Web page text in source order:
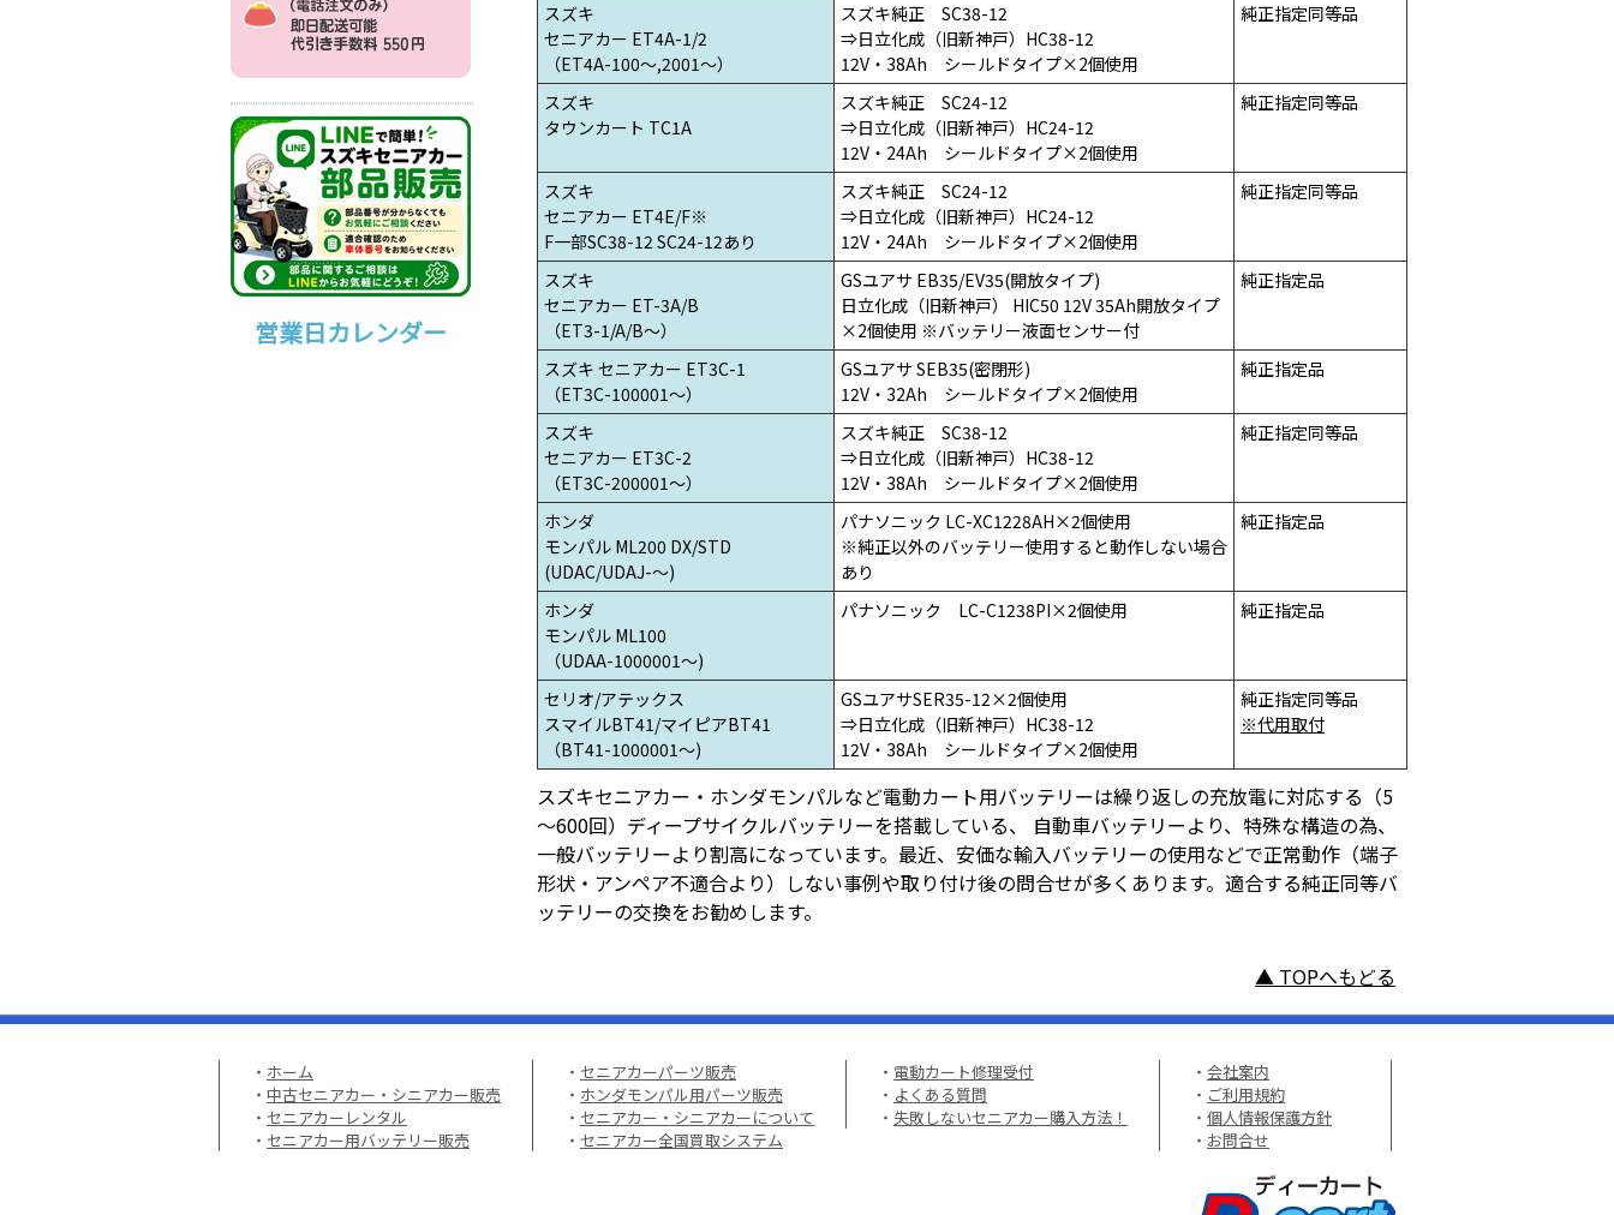
スズキ
セニアカー ET4A-1/2
（ET4A-100～,2001～）
スズキ純正 SC38-12
⇒日立化成（旧新神戸）HC38-12
12V・38Ah シールドタイプ×2個使用
純正指定同等品
スズキ
タウンカート TC1A
スズキ純正 SC24-12
⇒日立化成（旧新神戸）HC24-12
12V・24Ah シールドタイプ×2個使用
純正指定同等品
スズキ
セニアカー ET4E/F※
F一部SC38-12 SC24-12あり
スズキ純正 SC24-12
⇒日立化成（旧新神戸）HC24-12
12V・24Ah シールドタイプ×2個使用
純正指定同等品
スズキ
セニアカー ET-3A/B
（ET3-1/A/B～）
GSユアサ EB35/EV35(開放タイプ)
日立化成（旧新神戸） HIC50 12V 35Ah開放タイプ
×2個使用 ※バッテリー液面センサー付
純正指定品
スズキ セニアカー ET3C-1
（ET3C-100001～）
GSユアサ SEB35(密閉形)
12V・32Ah シールドタイプ×2個使用
純正指定品
スズキ
セニアカー ET3C-2
（ET3C-200001～）
スズキ純正 SC38-12
⇒日立化成（旧新神戸）HC38-12
12V・38Ah シールドタイプ×2個使用
純正指定同等品
ホンダ
モンパル ML200 DX/STD
(UDAC/UDAJ-～)
パナソニック LC-XC1228AH×2個使用
※純正以外のバッテリー使用すると動作しない場合
あり
純正指定品
ホンダ
モンパル ML100
（UDAA-1000001～)
パナソニック LC-C1238PI×2個使用 純正指定品
セリオ/アテックス
スマイルBT41/マイピアBT41
（BT41-1000001～)
GSユアサSER35-12×2個使用
⇒日立化成（旧新神戸）HC38-12
12V・38Ah シールドタイプ×2個使用
純正指定同等品
※代用取付
スズキセニアカー・ホンダモンパルなど電動カート用バッテリーは繰り返しの充放電に対応する（5
～600回）ディープサイクルバッテリーを搭載している、 自動車バッテリーより、特殊な構造の為、
一般バッテリーより割高になっています。最近、安価な輸入バッテリーの使用などで正常動作（端子
形状・アンペア不適合より）しない事例や取り付け後の問合せが多くあります。適合する純正同等バ
ッテリーの交換をお勧めします。
営業日カレンダー
▲ TOPへもどる
・ ホーム
・ 中古セニアカー・シニアカー販売
・ セニアカーレンタル
・ セニアカー用バッテリー販売
・ セニアカーパーツ販売
・ ホンダモンパル用パーツ販売
・ セニアカー・シニアカーについて
・ セニアカー全国買取システム
・ 電動カート修理受付
・ よくある質問
・ 失敗しないセニアカー購入方法！
・ 会社案内
・ ご利用規約
・ 個人情報保護方針
・ お問合せ